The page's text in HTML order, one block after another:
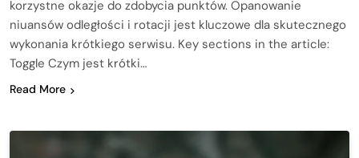
korzystne okazje do zdobycia punktów. Opanowanie
niuansów odległości i rotacji jest kluczowe dla skutecznego
wykonania krótkiego serwisu. Key sections in the article:
Toggle Czym jest krótki…
Read More